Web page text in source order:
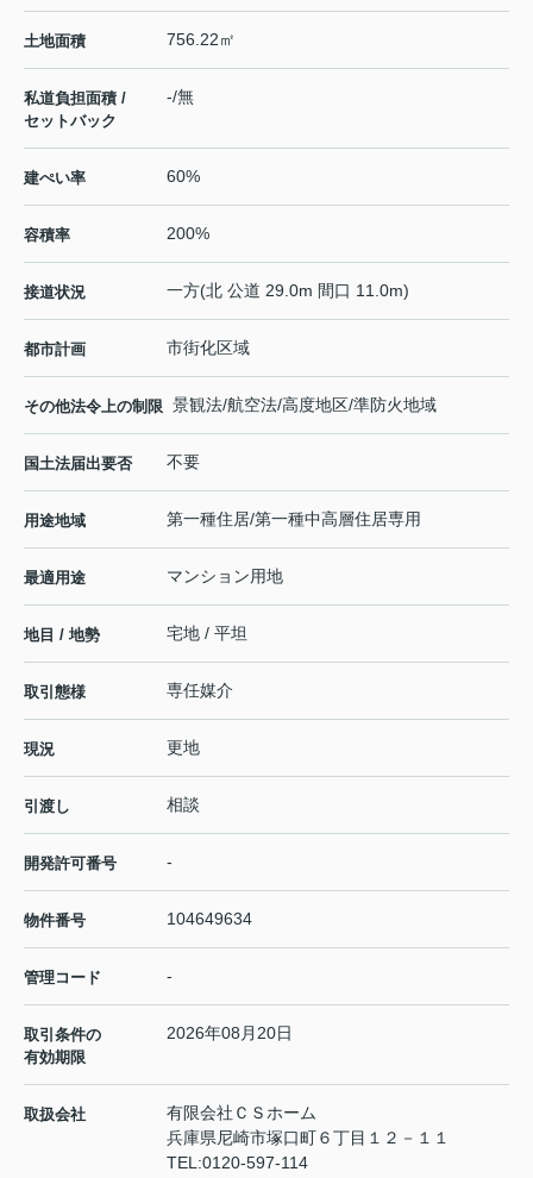
土地面積 756.22㎡
私道負担面積 /
セットバック
-/無
建ぺい率 60%
容積率 200%
接道状況 一方(北 公道 29.0m 間口 11.0m)
都市計画 市街化区域
その他法令上の制限 景観法/航空法/高度地区/準防火地域
国土法届出要否 不要
用途地域 第一種住居/第一種中高層住居専用
最適用途 マンション用地
地目 / 地勢 宅地 / 平坦
取引態様 専任媒介
現況 更地
引渡し 相談
開発許可番号 -
物件番号 104649634
管理コード -
取引条件の
有効期限
2026年08月20日
取扱会社
有限会社ＣＳホーム
兵庫県尼崎市塚口町６丁目１２－１１
TEL:0120-597-114